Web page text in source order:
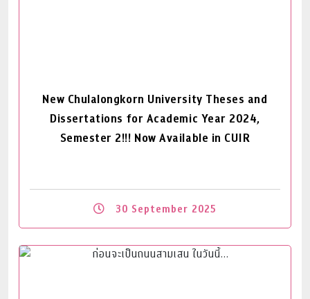
New Chulalongkorn University Theses and
Dissertations for Academic Year 2024,
Semester 2!!! Now Available in CUIR
30 September 2025
Read More